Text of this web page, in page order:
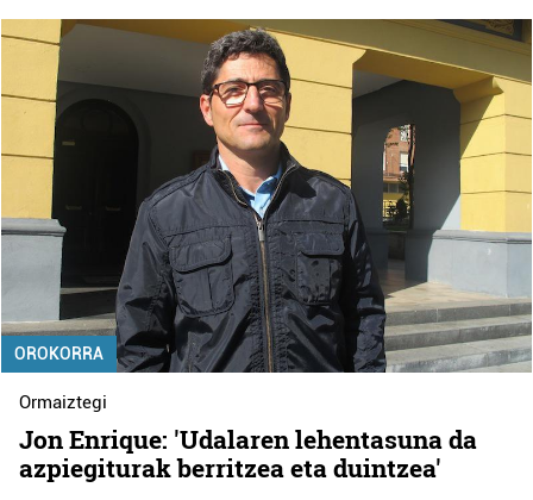
OROKORRA
Ormaiztegi
Jon Enrique: 'Udalaren lehentasuna da
azpiegiturak berritzea eta duintzea'